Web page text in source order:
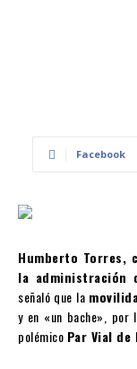
Facebook
Humberto Torres,
la administración
señaló que la
y en «un bache»,
polémico Par Vial